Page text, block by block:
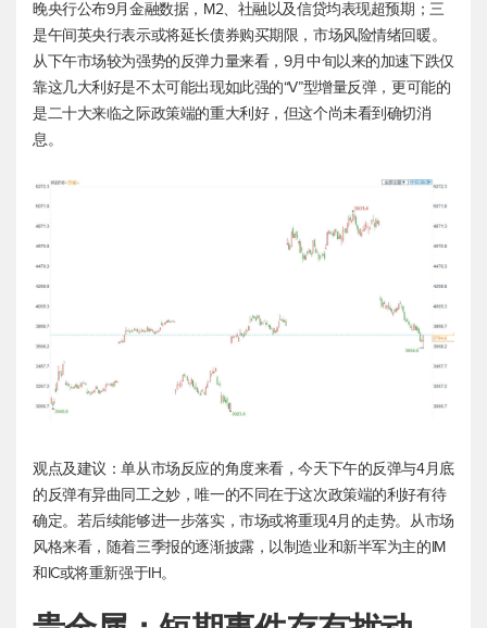
晚央行公布9月金融数据，M2、社融以及信贷均表现超预期；三
是午间英央行表示或将延长债券购买期限，市场风险情绪回暖。
从下午市场较为强势的反弹力量来看，9月中旬以来的加速下跌仅
靠这几大利好是不太可能出现如此强的“V”型增量反弹，更可能的
是二十大来临之际政策端的重大利好，但这个尚未看到确切消
息。
观点及建议：单从市场反应的角度来看，今天下午的反弹与4月底
的反弹有异曲同工之妙，唯一的不同在于这次政策端的利好有待
确定。若后续能够进一步落实，市场或将重现4月的走势。从市场
风格来看，随着三季报的逐渐披露，以制造业和新半军为主的IM
和IC或将重新强于IH。